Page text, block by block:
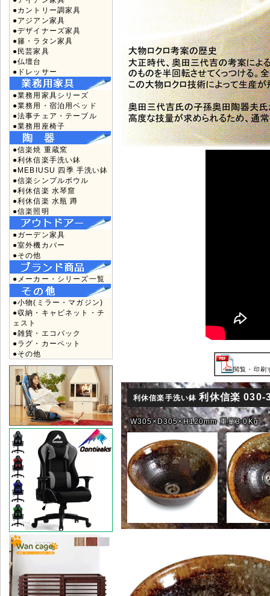
●カントリー調家具
●アジアン家具
●デザイナーズ家具
●籐・ラタン家具
●民芸家具
●仏壇台
●ドレッサー
●業務用家具シリーズ
●業務用・宿泊用ベッド
●法事チェア・テーブル
●業務用座椅子
●信楽焼 重蔵窯
●利休信楽手洗い鉢
●MEBIUSU 四季 手洗い鉢
●信楽シンプルボウル
●利休信楽 水琴窟
●利休信楽 水瓶 蹲
●信楽照明
●ガーデン家具
●室外機カバー
●その他
●メーカー・シリーズ一覧
●小物(ミラー・マガジン)
●収納・キャビネット・チ
ェスト
●雑貨・エコバック
●ラグ・カーペット
●その他
閲覧・印
利休信楽手洗い鉢利休信楽 030-
W305×D305×H120mm 重量3.0Kg